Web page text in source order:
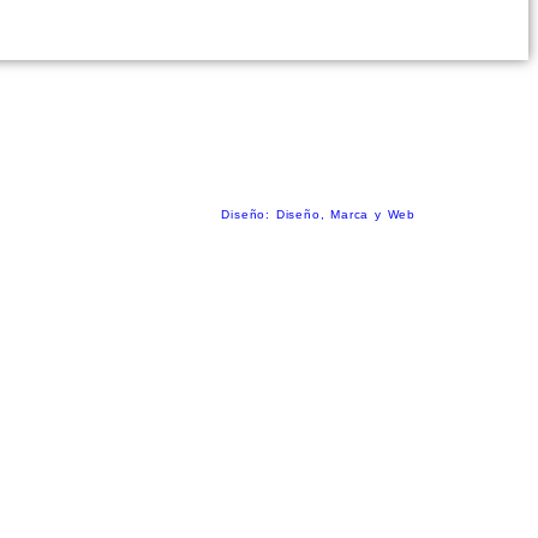
Diseño: Diseño, Marca y Web